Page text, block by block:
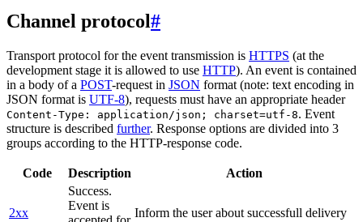
Channel protocol#
Transport protocol for the event transmission is HTTPS (at the
development stage it is allowed to use HTTP). An event is contained
in a body of a POST-request in JSON format (note: text encoding in
JSON format is UTF-8), requests must have an appropriate header
Content-Type: application/json; charset=utf-8. Event
structure is described further. Response options are divided into 3
groups according to the HTTP-response code.
Code Description Action
2xx
Success.
Event is
Inform the user about successfull delivery